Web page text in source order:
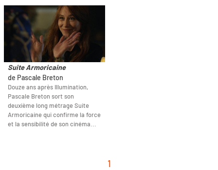
Suite Armoricaine
de Pascale Breton
Douze ans après Illumination,
Pascale Breton sort son
deuxième long métrage Suite
Armoricaine qui confirme la force
et la sensibilité de son cinéma...
1